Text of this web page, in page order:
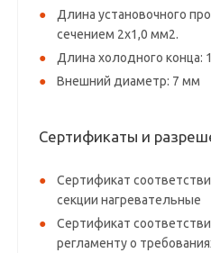
Длина установочного
сечением 2х1,0 мм2.
Длина холодного конца:
Внешний диаметр: 7 мм
Сертификаты и
Сертификат
секции нагревательные
Сертификат
регламенту о